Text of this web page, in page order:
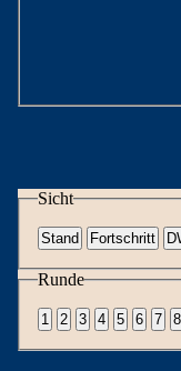
Sicht
Runde